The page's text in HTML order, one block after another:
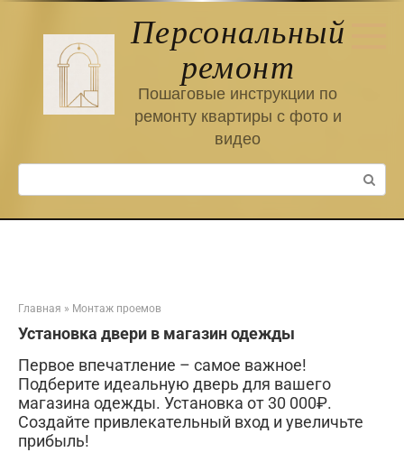
Персональный
ремонт
Пошаговые инструкции по
ремонту квартиры с фото и
видео
Поиск:
Главная » Монтаж проемов
Установка двери в магазин одежды
Первое впечатление – самое важное!
Подберите идеальную дверь для вашего
магазина одежды. Установка от 30 000₽.
Создайте привлекательный вход и увеличьте
прибыль!